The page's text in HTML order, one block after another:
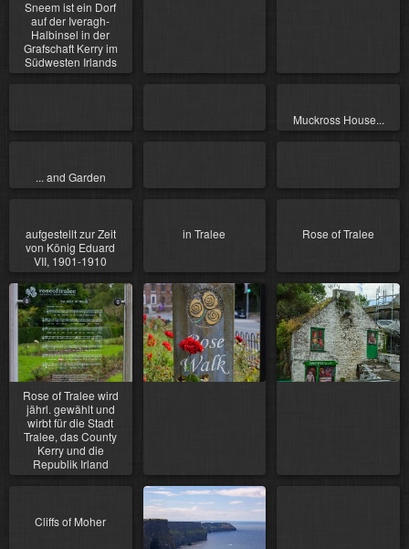
Sneem ist ein Dorf
auf der Iveragh-
Halbinsel in der
Grafschaft Kerry im
Südwesten Irlands
Muckross House...
... and Garden
aufgestellt zur Zeit
von König Eduard
VII, 1901-1910
in Tralee Rose of Tralee
Rose of Tralee wird
jährl. gewählt und
wirbt für die Stadt
Tralee, das County
Kerry und die
Republik Irland
Cliffs of Moher